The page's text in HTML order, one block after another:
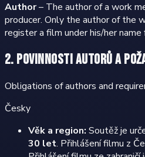
Author– The author of a work
producer. Only the author of the
register a film under his/her
2. Povinnosti autorů a
Obligations of authors and
Česky
Věk a region: Soutěž je
30 let. Přihlášení filmu z